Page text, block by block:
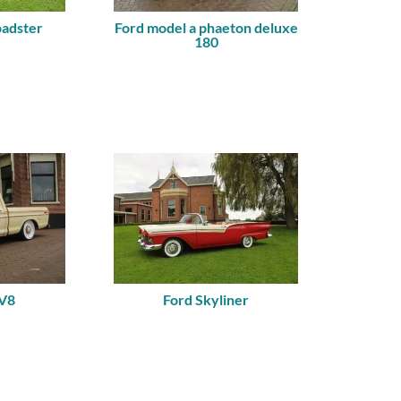
Ford model a phaeton deluxe
180
Ford Skyliner